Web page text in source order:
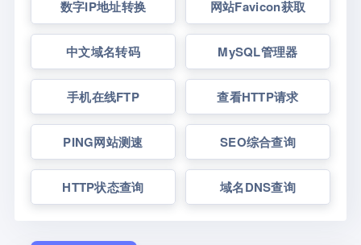
数字IP地址转换 网站Favicon获取
中文域名转码 MySQL管理器
手机在线FTP 查看HTTP请求
PING网站测速 SEO综合查询
HTTP状态查询 域名DNS查询